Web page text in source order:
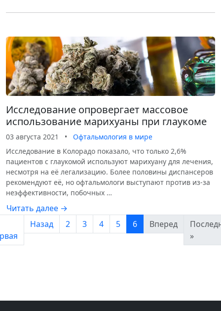
Исследование опровергает массовое
использование марихуаны при глаукоме
03 августа 2021 •
Офтальмология в мире
Исследование в Колорадо показало, что только 2,6%
пациентов с глаукомой используют марихуану для лечения,
несмотря на её легализацию. Более половины диспансеров
рекомендуют её, но офтальмологи выступают против из-за
неэффективности, побочных …
Читать далее →
Назад 2 3 4 5 6 Вперед
»